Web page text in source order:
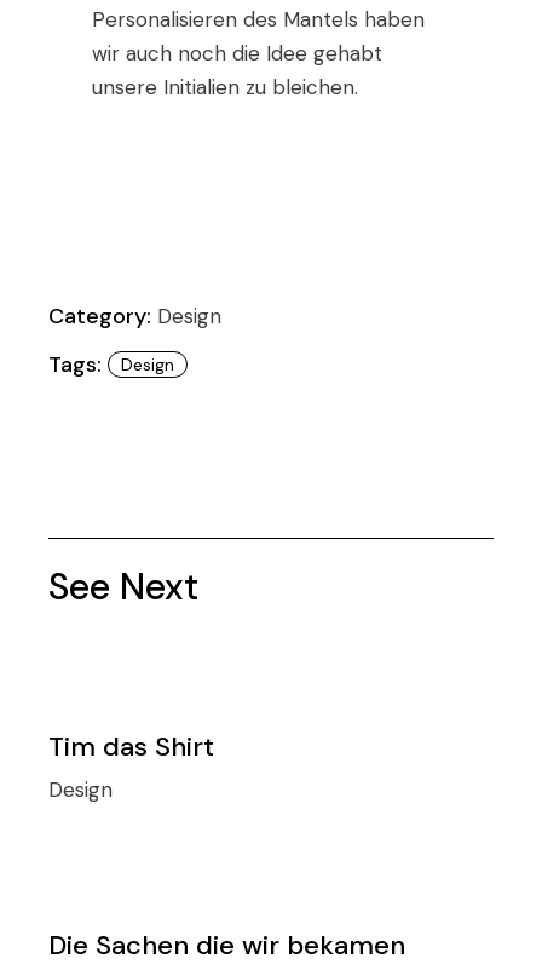
Personalisieren des Mantels haben
wir auch noch die Idee gehabt
unsere Initialien zu bleichen.
Category: Design
Tags: Design
See Next
Tim das Shirt
Design
Die Sachen die wir bekamen